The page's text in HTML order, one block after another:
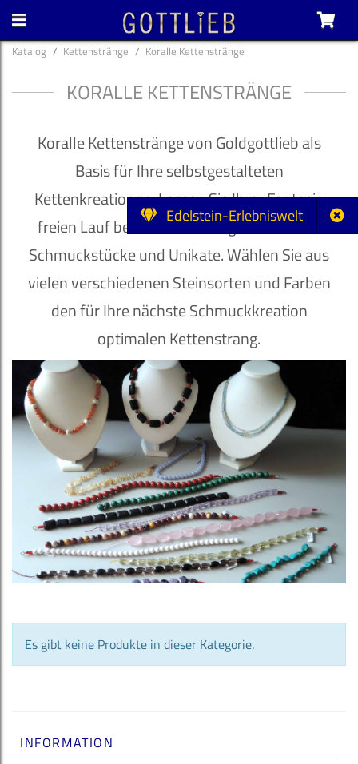
Edelstein-Erlebniswelt
Katalog Kettenstränge Koralle Kettenstränge
KORALLE KETTENSTRÄNGE
Koralle Kettenstränge von Goldgottlieb als
Basis für Ihre selbstgestalteten
Kettenkreationen. Lassen Sie Ihrer Fantasie
freien Lauf bei der Gestaltung individueller
Schmuckstücke und Unikate. Wählen Sie aus
vielen verschiedenen Steinsorten und Farben
den für Ihre nächste Schmuckkreation
optimalen Kettenstrang.
Es gibt keine Produkte in dieser Kategorie.
INFORMATION